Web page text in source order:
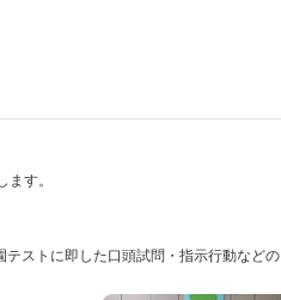
す。
ストに即した口頭試問・指示行動などの